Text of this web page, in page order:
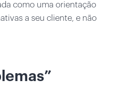
como uma orientação
a seu cliente, e não